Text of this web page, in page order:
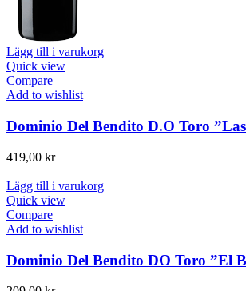
Lägg till i varukorg
Quick view
Compare
Add to wishlist
Dominio Del Bendito D.O Toro
419,00 kr
Lägg till i varukorg
Quick view
Compare
Add to wishlist
Dominio Del Bendito DO Toro ”El